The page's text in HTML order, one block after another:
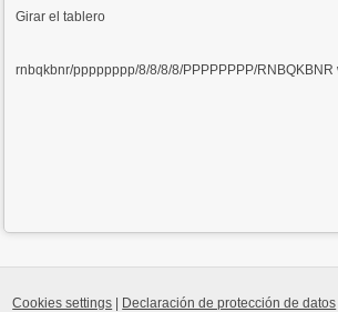
Girar el tablero
rnbqkbnr/pppppppp/8/8/8/8/PPPPPPPP/RNBQKBNR
Cookies settings Declaración de protección de datos